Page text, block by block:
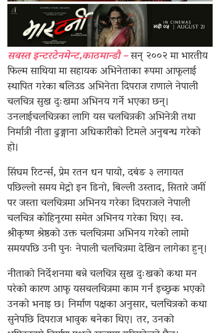
सबस्त इन्टरटेनमेन्ट,काठमान्डौ –सन् २००२ मा भारतीय
फिल्म साथिया मा सहायक अभिनेताका रूपमा आफूलाई
स्थापित गरेका बलिउड अभिनेता दिपराज राणाले नेपाली
चलचित्र सुख दुःखमा अभिनय गर्ने भएका छन्।
उनलाईचलचित्रका लागि यस चलचित्रकी अभिनेत्री तथा
निर्मात्री नीता ढुङ्गाना अधिकारीको टिमले अनुबन्ध गरेको
हो।
सिंघम रिटर्न्स, प्रेम रतन धन पायो, दबंङ ३ लगायत
पछिल्लो समय मेट्रो इन डिनो, बिल्ली उस्ताद, सितारे जमीं
पर जस्ता चलचित्रमा अभिनय गरेका दिपराजले नेपाली
चलचित्र कोहिनूरमा समेत अभिनय गरेका थिए। स्व.
श्रीकृष्ण श्रेष्ठको उक्त चलचित्रमा अभिनय गरेको लामो
समयपछि उनी पुनः नेपाली चलचित्रमा देखिन लागेका हुन्।
नीताको निर्देशनमा बन्ने चलचित्र सुख दुःखको कथा मन
परेको कारण आफू यसचलचित्रमा काम गर्न इच्छुक भएको
उनको भनाइ छ। निर्माण पक्षका अनुसार, चलचित्रको कथा
सुनेपछि दिपराज भावुक बनेका थिए। तर, उनको